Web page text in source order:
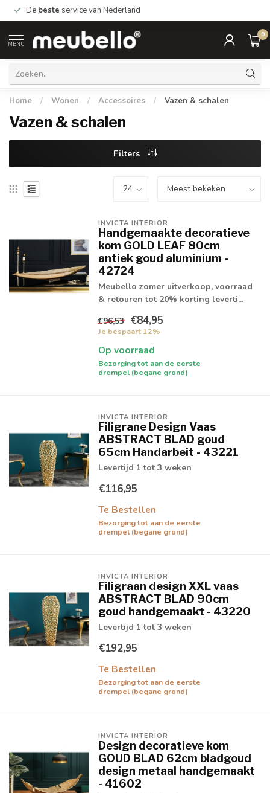
De beste service van Nederland
MENU
0
Home / Wonen / Accessoires / Vazen & schalen
Vazen & schalen
Filters
INVICTA INTERIOR
Handgemaakte decoratieve
kom GOLD LEAF 80cm
antiek goud aluminium -
42724
Meubello zomer uitverkoop, voorraad
& retouren tot 20% korting leverti...
€96,53 €84,95
Je bespaart 12%
Op voorraad
Bezorging tot aan de eerste
drempel (begane grond)
INVICTA INTERIOR
Filigrane Design Vaas
ABSTRACT BLAD goud
65cm Handarbeit - 43221
Levertijd 1 tot 3 weken
€116,95
Te Bestellen
Bezorging tot aan de eerste
drempel (begane grond)
INVICTA INTERIOR
Filigraan design XXL vaas
ABSTRACT BLAD 90cm
goud handgemaakt - 43220
Levertijd 1 tot 3 weken
€192,95
Te Bestellen
Bezorging tot aan de eerste
drempel (begane grond)
INVICTA INTERIOR
Design decoratieve kom
GOUD BLAD 62cm bladgoud
design metaal handgemaakt
- 41602